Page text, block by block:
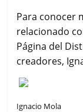
Para conocer
relacionado
Página del
creadores,
Ignacio Mola